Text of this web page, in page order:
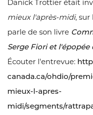
Danick Trottier était
mieux l'après-midi, sur
parle de son livre
Serge Fiori et
Écouter l'entrevue:
canada.ca/ohdio/
mieux-l-apres-
midi/segments/